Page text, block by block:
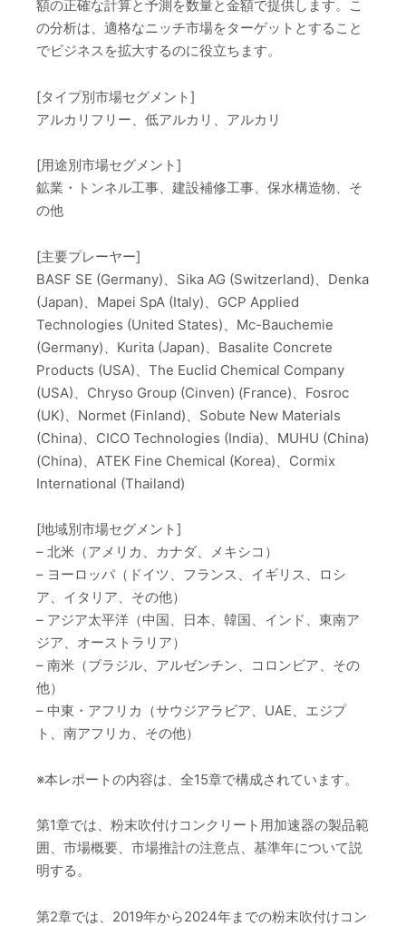
額の正確な計算と予測を数量と金額で提供します。こ
の分析は、適格なニッチ市場をターゲットとすること
でビジネスを拡大するのに役立ちます。
[タイプ別市場セグメント]
アルカリフリー、低アルカリ、アルカリ
[用途別市場セグメント]
鉱業・トンネル工事、建設補修工事、保水構造物、そ
の他
[主要プレーヤー]
BASF SE (Germany)、Sika AG (Switzerland)、Denka
(Japan)、Mapei SpA (Italy)、GCP Applied
Technologies (United States)、Mc-Bauchemie
(Germany)、Kurita (Japan)、Basalite Concrete
Products (USA)、The Euclid Chemical Company
(USA)、Chryso Group (Cinven) (France)、Fosroc
(UK)、Normet (Finland)、Sobute New Materials
(China)、CICO Technologies (India)、MUHU (China)
(China)、ATEK Fine Chemical (Korea)、Cormix
International (Thailand)
[地域別市場セグメント]
– 北米（アメリカ、カナダ、メキシコ）
– ヨーロッパ（ドイツ、フランス、イギリス、ロシ
ア、イタリア、その他）
– アジア太平洋（中国、日本、韓国、インド、東南ア
ジア、オーストラリア）
– 南米（ブラジル、アルゼンチン、コロンビア、その
他）
– 中東・アフリカ（サウジアラビア、UAE、エジプ
ト、南アフリカ、その他）
※本レポートの内容は、全15章で構成されています。
第1章では、粉末吹付けコンクリート用加速器の製品範
囲、市場概要、市場推計の注意点、基準年について説
明する。
第2章では、2019年から2024年までの粉末吹付けコン